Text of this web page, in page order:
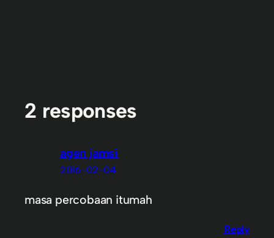
2 responses
agen jamsi
2016-02-04
masa percobaan itumah
Reply